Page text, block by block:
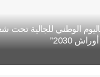
الوطني للجالية تحت
2030”